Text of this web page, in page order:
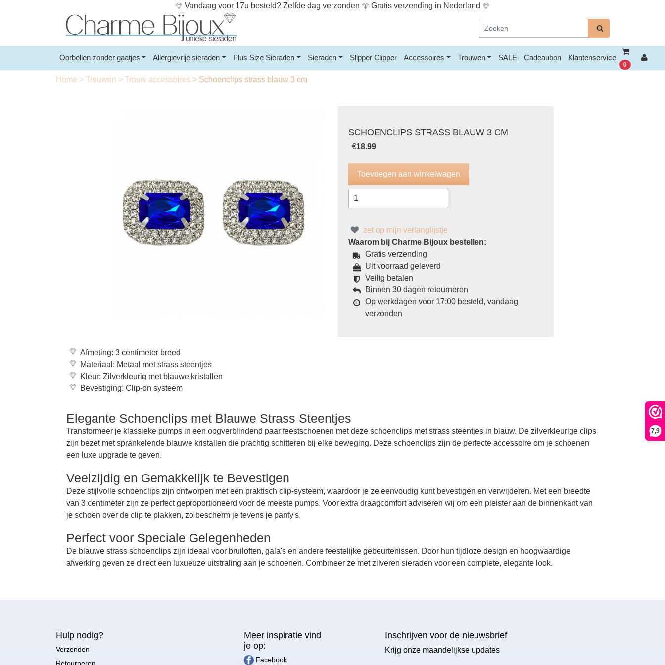
7,9
Vandaag voor 17u besteld? Zelfde dag verzonden Gratis verzending in Nederland
Oorbellen zonder gaatjes Allergievrije sieraden Plus Size Sieraden Sieraden Slipper Clipper Accessoires Trouwen SALE Cadeaubon Klantenservice
0
Home > Trouwen > Trouw accessoires > Schoenclips strass blauw 3 cm
SCHOENCLIPS STRASS BLAUW 3 CM
€18.99
zet op mijn verlanglijstje
Waarom bij Charme Bijoux bestellen:
Gratis verzending
Uit voorraad geleverd
Veilig betalen
Binnen 30 dagen retourneren
Op werkdagen voor 17:00 besteld, vandaag
verzonden
Afmeting: 3 centimeter breed
Materiaal: Metaal met strass steentjes
Kleur: Zilverkleurig met blauwe kristallen
Bevestiging: Clip-on systeem
Elegante Schoenclips met Blauwe Strass Steentjes
Transformeer je klassieke pumps in een oogverblindend paar feestschoenen met deze schoenclips met strass steentjes in blauw. De zilverkleurige clips
zijn bezet met sprankelende blauwe kristallen die prachtig schitteren bij elke beweging. Deze schoenclips zijn de perfecte accessoire om je schoenen
een luxe upgrade te geven.
Veelzijdig en Gemakkelijk te Bevestigen
Deze stijlvolle schoenclips zijn ontworpen met een praktisch clip-systeem, waardoor je ze eenvoudig kunt bevestigen en verwijderen. Met een breedte
van 3 centimeter zijn ze perfect geproportioneerd voor de meeste pumps. Voor extra draagcomfort adviseren wij om een pleister aan de binnenkant van
je schoen over de clip te plakken, zo bescherm je tevens je panty's.
Perfect voor Speciale Gelegenheden
De blauwe strass schoenclips zijn ideaal voor bruiloften, gala's en andere feestelijke gebeurtenissen. Door hun tijdloze design en hoogwaardige
afwerking geven ze direct een luxueuze uitstraling aan je schoenen. Combineer ze met zilveren sieraden voor een complete, elegante look.
Hulp nodig?
Verzenden
Retourneren
Meer inspiratie vind
je op:
Facebook
Inschrijven voor de nieuwsbrief
Krijg onze maandelijkse updates